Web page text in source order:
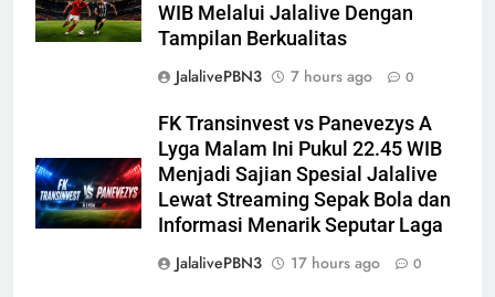
WIB Melalui Jalalive Dengan
Tampilan Berkualitas
JalalivePBN3
7 hours ago 0
FK Transinvest vs Panevezys A
Lyga Malam Ini Pukul 22.45 WIB
Menjadi Sajian Spesial Jalalive
Lewat Streaming Sepak Bola dan
Informasi Menarik Seputar Laga
JalalivePBN3
17 hours ago 0